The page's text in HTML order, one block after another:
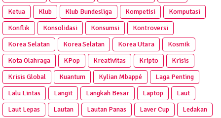
Ketua
Klub Klub Bundesliga Kompetisi
Komputasi
Konflik
Konsolidasi Konsumsi
Kontroversi
Korea Selatan
Korea Selatan Korea Utara
Kosmik
Kota Olahraga
KPop Kreativitas Kripto
Krisis
Krisis Global
Kuantum Kylian Mbappé
Laga Penting
Lalu Lintas
Langit Langkah Besar Laptop
Laut
Laut Lepas
Lautan Lautan Panas Laver Cup
Ledakan